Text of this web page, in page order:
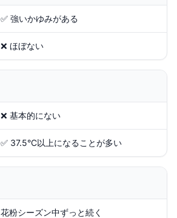
✅ 強いかゆみがある
❌ ほぼない
❌ 基本的にない
✅ 37.5°C以上になることが多い
花粉シーズン中ずっと続く